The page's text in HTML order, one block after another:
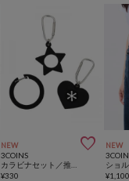
NEW 
3COINS
¥330
NEW
¥